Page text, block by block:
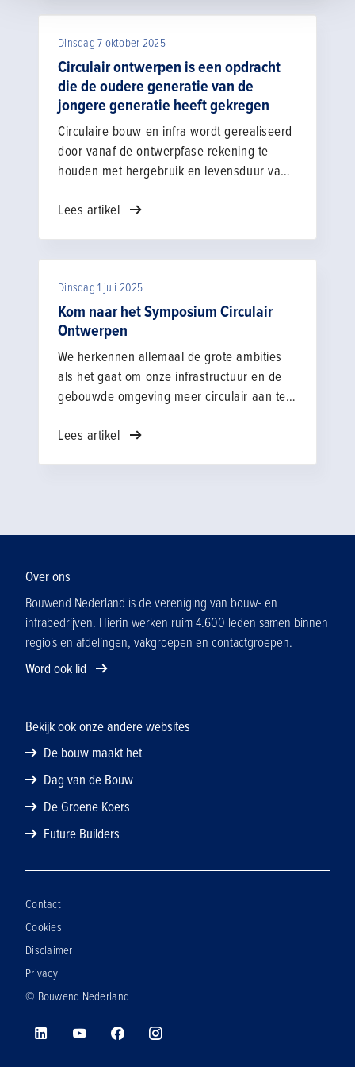
vertaalslag van ontwerp naar uitvoering.
"Wij brengen een plan echt tot leven
buiten”, zegt voorzitter Don Postma. “Juist
die combinatie van ontwerpkennis en
praktijkervaring willen we sterker
uitdragen.”
Dinsdag 7 oktober 2025
Circulair ontwerpen is een opdracht
die de oudere generatie van de
jongere generatie heeft gekregen
Circulaire bouw en infra wordt gerealiseerd
door vanaf de ontwerpfase rekening te
houden met hergebruik en levensduur van
opdrachtgevers en -nemers en toepassing
Lees artikel
Dinsdag 1 juli 2025
Kom naar het Symposium Circulair
Ontwerpen
We herkennen allemaal de grote ambities
als het gaat om onze infrastructuur en de
gebouwde omgeving meer circulair aan te
nog erg uitdagend te zijn om vanuit
Nederland, NLingenieurs en Rijkswaterstaat
gezamenlijk een symposium te organiseren
over Circulair Ontwerpen.
Lees artikel
Over ons
Bouwend Nederland is de vereniging van bouw- en
infrabedrijven. Hierin werken ruim 4.600 leden samen binnen
regio's en afdelingen, vakgroepen en contactgroepen.
Word ook lid
Bekijk ook onze andere websites
De bouw maakt het
Dag van de Bouw
De Groene Koers
Future Builders
Contact
Cookies
Disclaimer
Privacy
© Bouwend Nederland